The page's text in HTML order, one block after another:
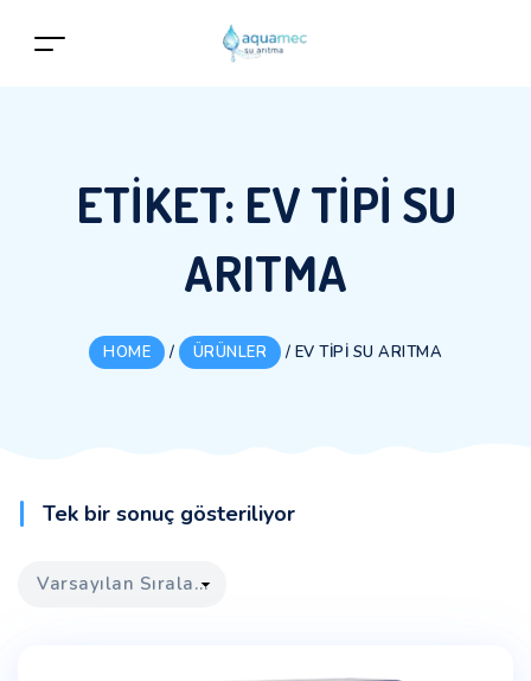
ETIKET: EV TIPI SU
ARITMA
HOME / ÜRÜNLER / EV TIPI SU ARITMA
Tek bir sonuç gösteriliyor